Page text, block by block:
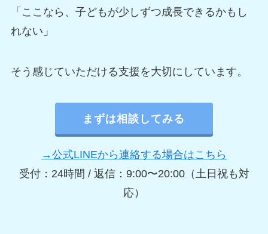
「ここなら、子どもが少しずつ成長できるかもし
れない」
そう感じていただける支援を大切にしています。
まずは相談してみる
→公式LINEから連絡する場合はこちら
受付：24時間 / 返信：9:00〜20:00（土日祝も対
応）